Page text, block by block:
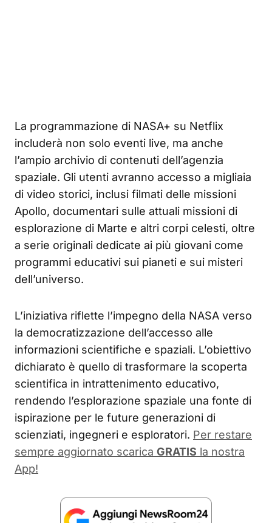
La programmazione di NASA+ su Netflix
includerà non solo eventi live, ma anche
l’ampio archivio di contenuti dell’agenzia
spaziale. Gli utenti avranno accesso a migliaia
di video storici, inclusi filmati delle missioni
Apollo, documentari sulle attuali missioni di
esplorazione di Marte e altri corpi celesti, oltre
a serie originali dedicate ai più giovani come
programmi educativi sui pianeti e sui misteri
dell’universo.
L’iniziativa riflette l’impegno della NASA verso
la democratizzazione dell’accesso alle
informazioni scientifiche e spaziali. L’obiettivo
dichiarato è quello di trasformare la scoperta
scientifica in intrattenimento educativo,
rendendo l’esplorazione spaziale una fonte di
ispirazione per le future generazioni di
scienziati, ingegneri e esploratori. Per restare
sempre aggiornato scarica GRATIS la nostra
App!